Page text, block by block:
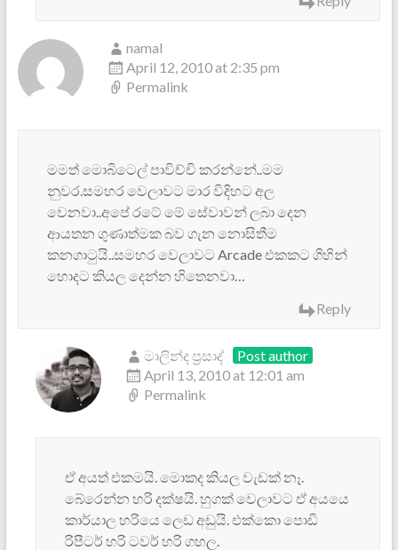
namal
April 12, 2010 at 2:35 pm
Permalink
මමත් මොබිටෙල් පාවිච්චි කරන්නේ..මම
නුවර.සමහර වෙලාවට මාර විදිහට අල
වෙනවා..අපේ රටේ මේ සේවාවන් ලබා දෙන
ආයතන ගුණාත්මක බව ගැන නොසිතීම
කනගාටුයි..සමහර වෙලාවට Arcade එකකට ගිහින්
හොදට කියල දෙන්න හිතෙනවා…
Reply
මාලින්ද ප්‍රසාද්
Post author
April 13, 2010 at 12:01 am
Permalink
ඒ අයත් එකමයි. මොකද කියල වැඩක් නෑ.
බේරෙන්න හරි දක්ෂයි. හුගක් වෙලාවට ඒ අයයෙ
කාර්යාල හරියෙ ලෙඩ අඩුයි. එක්කො පොඩි
රිපීටර් හරි ටවර් හරි ගහල.